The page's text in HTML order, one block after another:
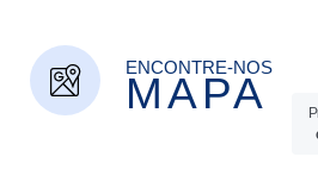
MAPA
ENCONTRE-NOS